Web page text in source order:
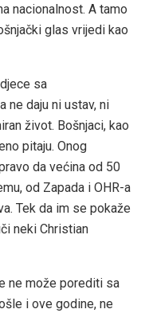
nacionalnost. A tamo
glas vrijedi kao
sa
ne daju ni ustav, ni
život. Bošnjaci, kao
pitaju. Onog
da većina od 50
od Zapada i OHR-a
Tek da im se pokaže
neki Christian
ne može porediti sa
i ove godine, ne